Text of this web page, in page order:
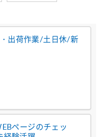
出荷作業/土日休/新
ページのチェッ